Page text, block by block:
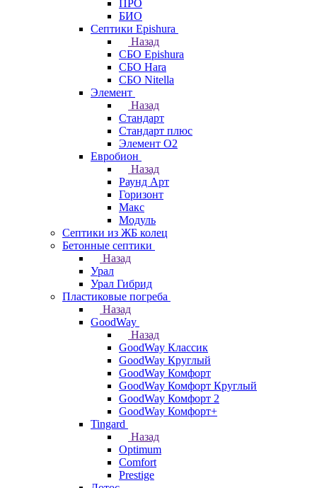
ПРО
БИО
Септики Epishura
Назад
СБО Epishura
СБО Hara
СБО Nitella
Элемент
Назад
Стандарт
Стандарт плюс
Элемент О2
Евробион
Назад
Раунд Арт
Горизонт
Макс
Модуль
Септики из ЖБ колец
Бетонные септики
Назад
Урал
Урал Гибрид
Пластиковые погреба
Назад
GoodWay
Назад
GoodWay Классик
GoodWay Круглый
GoodWay Комфорт
GoodWay Комфорт Круглый
GoodWay Комфорт 2
GoodWay Комфорт+
Tingard
Назад
Optimum
Comfort
Prestige